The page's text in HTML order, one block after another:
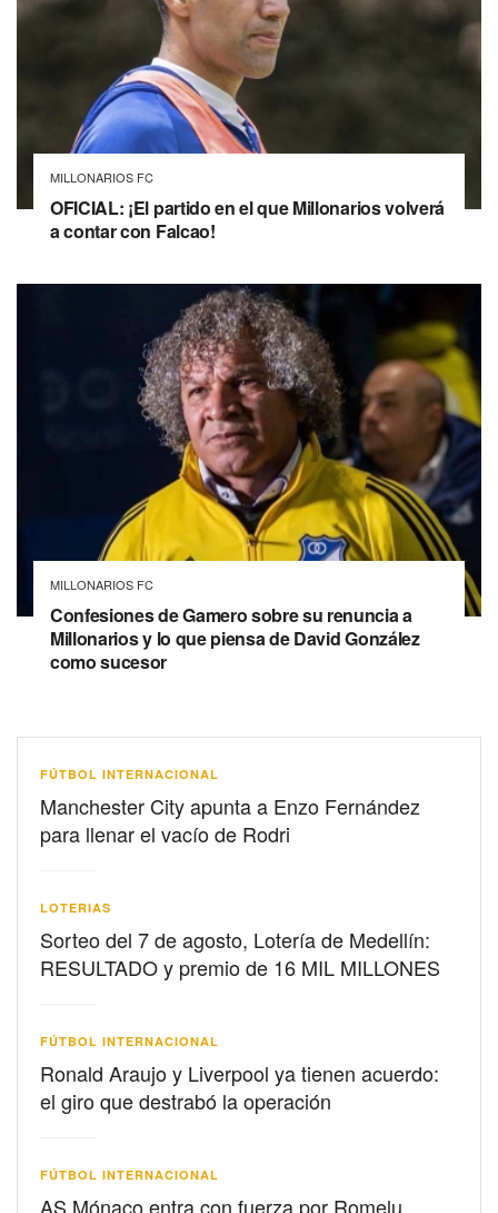
MILLONARIOS FC
OFICIAL: ¡El partido en el que Millonarios volverá
a contar con Falcao!
MILLONARIOS FC
Confesiones de Gamero sobre su renuncia a
Millonarios y lo que piensa de David González
como sucesor
FÚTBOL INTERNACIONAL
Manchester City apunta a Enzo Fernández
para llenar el vacío de Rodri
LOTERIAS
Sorteo del 7 de agosto, Lotería de Medellín:
RESULTADO y premio de 16 MIL MILLONES
FÚTBOL INTERNACIONAL
Ronald Araujo y Liverpool ya tienen acuerdo:
el giro que destrabó la operación
FÚTBOL INTERNACIONAL
AS Mónaco entra con fuerza por Romelu